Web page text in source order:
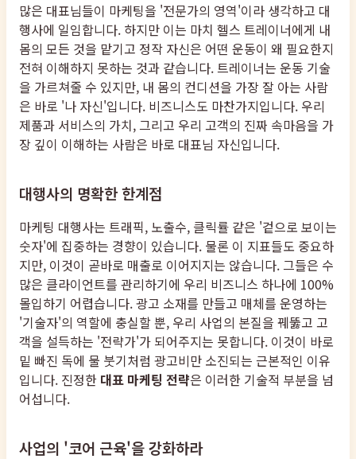
많은 대표님들이 마케팅을 '전문가의 영역'이라 생각하고 대
행사에 일임합니다. 하지만 이는 마치 헬스 트레이너에게 내
몸의 모든 것을 맡기고 정작 자신은 어떤 운동이 왜 필요한지
전혀 이해하지 못하는 것과 같습니다. 트레이너는 운동 기술
을 가르쳐줄 수 있지만, 내 몸의 컨디션을 가장 잘 아는 사람
은 바로 '나 자신'입니다. 비즈니스도 마찬가지입니다. 우리
제품과 서비스의 가치, 그리고 우리 고객의 진짜 속마음을 가
장 깊이 이해하는 사람은 바로 대표님 자신입니다.
대행사의 명확한 한계점
마케팅 대행사는 트래픽, 노출수, 클릭률 같은 '겉으로 보이는
숫자'에 집중하는 경향이 있습니다. 물론 이 지표들도 중요하
지만, 이것이 곧바로 매출로 이어지지는 않습니다. 그들은 수
많은 클라이언트를 관리하기에 우리 비즈니스 하나에 100%
몰입하기 어렵습니다. 광고 소재를 만들고 매체를 운영하는
'기술자'의 역할에 충실할 뿐, 우리 사업의 본질을 꿰뚫고 고
객을 설득하는 '전략가'가 되어주지는 못합니다. 이것이 바로
밑 빠진 독에 물 붓기처럼 광고비만 소진되는 근본적인 이유
입니다. 진정한 대표 마케팅 전략은 이러한 기술적 부분을 넘
어섭니다.
사업의 '코어 근육'을 강화하라